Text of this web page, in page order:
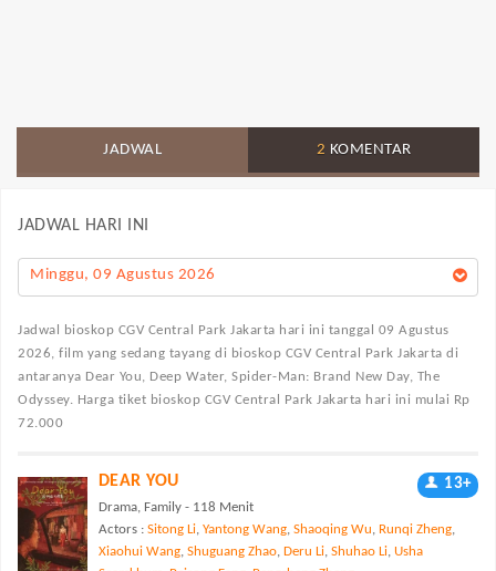
JADWAL 2 KOMENTAR
JADWAL HARI INI
Minggu, 09 Agustus 2026
Jadwal bioskop CGV Central Park Jakarta hari ini tanggal 09 Agustus
2026, film yang sedang tayang di bioskop CGV Central Park Jakarta di
antaranya Dear You, Deep Water, Spider-Man: Brand New Day, The
Odyssey. Harga tiket bioskop CGV Central Park Jakarta hari ini mulai Rp
72.000
DEAR YOU 13+
Drama, Family - 118 Menit
Actors : Sitong Li, Yantong Wang, Shaoqing Wu, Runqi Zheng,
Xiaohui Wang, Shuguang Zhao, Deru Li, Shuhao Li, Usha